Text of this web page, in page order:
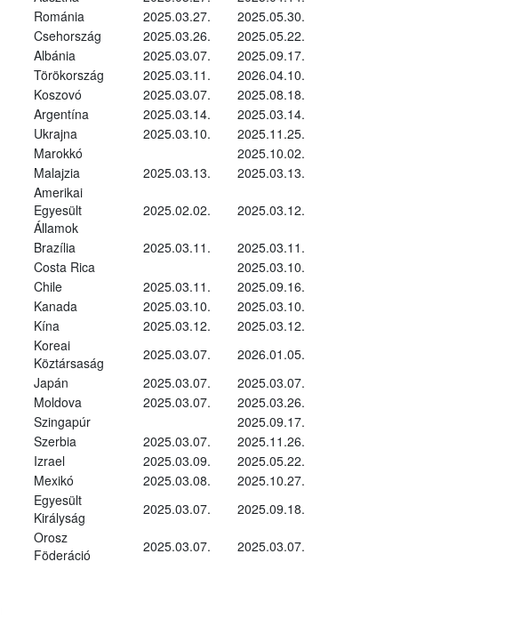
Románia 2025.03.27.
2025.05.30.
Csehország 2025.03.26.
2025.05.22.
Albánia 2025.03.07.
2025.09.17.
Törökország 2025.03.11.
2026.04.10.
Koszovó 2025.03.07.
2025.08.18.
Argentína 2025.03.14.
2025.03.14.
Ukrajna 2025.03.10.
2025.11.25.
Marokkó
2025.10.02.
Malajzia 2025.03.13. 2025.03.13.
Amerikai
Egyesült
Államok
2025.02.02. 2025.03.12.
Brazília 2025.03.11.
2025.03.11.
Costa Rica
2025.03.10.
Chile 2025.03.11.
2025.09.16.
Kanada 2025.03.10.
2025.03.10.
Kína 2025.03.12.
2025.03.12.
Koreai
Köztársaság
2025.03.07.
2026.01.05.
Japán 2025.03.07.
2025.03.07.
Moldova 2025.03.07.
2025.03.26.
Szingapúr
2025.09.17.
Szerbia 2025.03.07.
2025.11.26.
Izrael 2025.03.09.
2025.05.22.
Mexikó 2025.03.08.
2025.10.27.
Egyesült
Királyság
2025.03.07. 2025.09.18.
Orosz
Föderáció
2025.03.07. 2025.03.07.